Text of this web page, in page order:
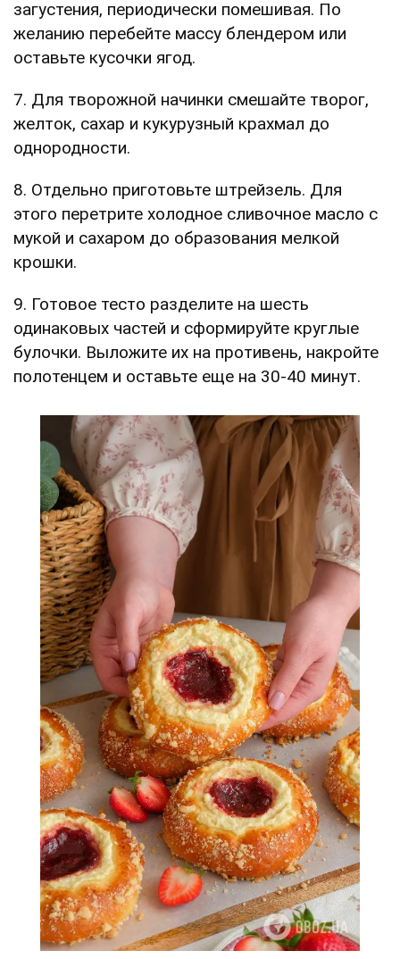
загустения, периодически помешивая. По
желанию перебейте массу блендером или
оставьте кусочки ягод.
7. Для творожной начинки смешайте творог,
желток, сахар и кукурузный крахмал до
однородности.
8. Отдельно приготовьте штрейзель. Для
этого перетрите холодное сливочное масло с
мукой и сахаром до образования мелкой
крошки.
9. Готовое тесто разделите на шесть
одинаковых частей и сформируйте круглые
булочки. Выложите их на противень, накройте
полотенцем и оставьте еще на 30-40 минут.